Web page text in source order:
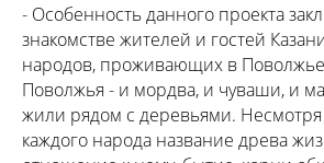
- Особенность данного проекта
знакомстве жителей и гостей
народов, проживающих в
Поволжья - и мордва, и чуваши, и
жили рядом с деревьями. Несмотря
каждого народа название древа